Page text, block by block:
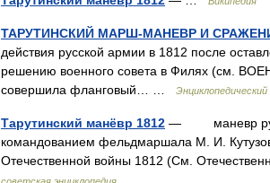
ТАРУТИНСКИЙ МАРШ-МАНЕВР И
действия русской армии в 1812 после
решению военного совета в Филях (см.
совершила фланговый… …
Энциклопедический
Тарутинский манёвр 1812 — маневр
командованием фельдмаршала М. И.
Отечественной войны 1812 (См.
советская энциклопедия